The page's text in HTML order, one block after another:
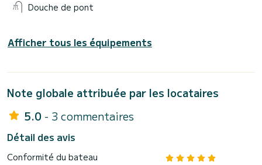
Douche de pont
Afficher tous les équipements
Note globale attribuée par les locataires
5.0 - 3 commentaires
Détail des avis
Conformité du bateau